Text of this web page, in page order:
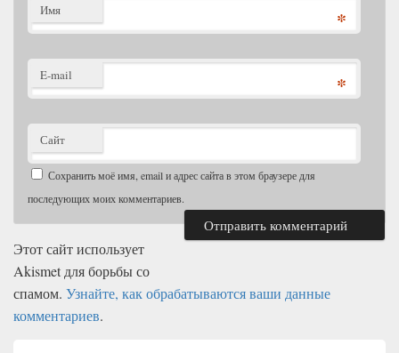
Имя *
E-mail *
Сайт
Сохранить моё имя, email и адрес сайта в этом браузере для
последующих моих комментариев.
Этот сайт использует
Akismet для борьбы со
спамом. Узнайте, как обрабатываются ваши данные
комментариев.